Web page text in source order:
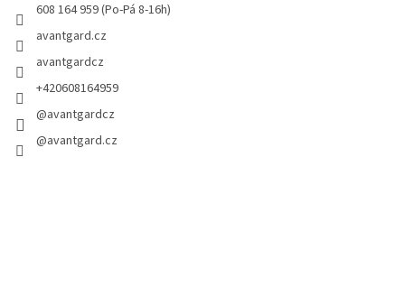
608 164 959 (Po-Pá 8-16h)
avantgard.cz
avantgardcz
+420608164959
@avantgardcz
@avantgard.cz